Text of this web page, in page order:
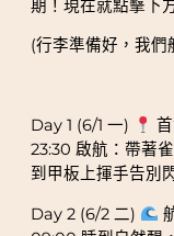
期！現在就點擊下
(行李準備好，我們
Day 1 (6/1 一)
23:30 啟航：帶著
到甲板上揮手告別
Day 2 (6/2 二)